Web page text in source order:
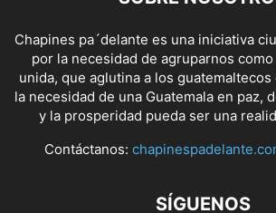
Chapines pa´delante es una iniciativa
por la necesidad de agruparnos
unida, que aglutina a los
la necesidad de una Guatemala en paz,
y la prosperidad pueda ser una
Contáctanos:
SÍGUENOS